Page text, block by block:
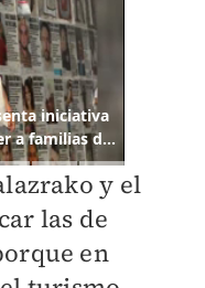
y el
las de
en